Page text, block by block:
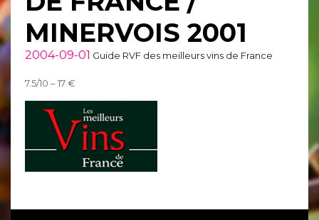
MINERVOIS 2001
2004-09-01 Guide RVF des meilleurs vins de France
7.5/10 – 17 €